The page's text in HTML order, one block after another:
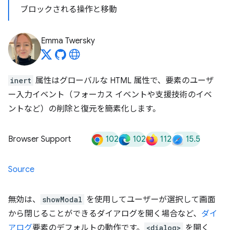
ブロックされる操作と移動
Emma Twersky
inert 属性はグローバルな HTML 属性で、要素のユーザ
ー入力イベント（フォーカス イベントや支援技術のイベ
ントなど）の削除と復元を簡素化します。
Browser Support 102 102 112 15.5
Source
無効は、 showModal を使用してユーザーが選択して画面
から閉じることができるダイアログを開く場合など、 ダイ
アログ要素のデフォルトの動作です。 <dialog> を開く